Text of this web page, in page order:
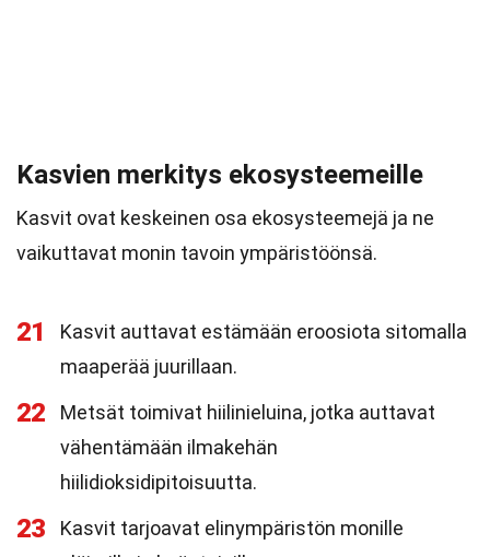
Kasvien merkitys ekosysteemeille
Kasvit ovat keskeinen osa ekosysteemejä ja ne
vaikuttavat monin tavoin ympäristöönsä.
21
Kasvit auttavat estämään eroosiota sitomalla
maaperää juurillaan.
22
Metsät toimivat hiilinieluina, jotka auttavat
vähentämään ilmakehän
hiilidioksidipitoisuutta.
23
Kasvit tarjoavat elinympäristön monille